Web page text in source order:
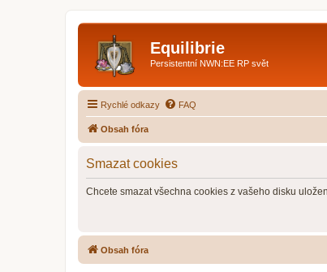
Equilibrie
Persistentní NWN:EE RP svět
Rychlé odkazy FAQ
Obsah fóra
Smazat cookies
Chcete smazat všechna cookies z vašeho disku
Obsah fóra